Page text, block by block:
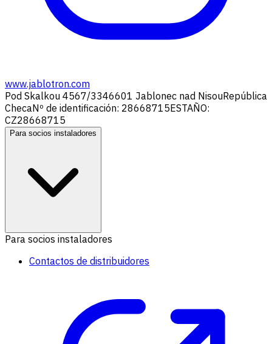
www.jablotron.com
Pod Skalkou 4567/3346601 Jablonec nad NisouRepública
ChecaNº de identificación: 28668715ESTAÑO:
CZ28668715
Para socios instaladores
Para socios instaladores
Contactos de distribuidores